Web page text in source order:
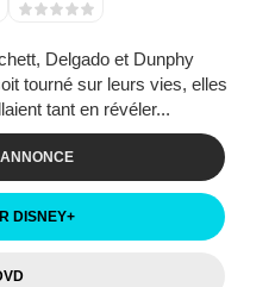
Delgado et Dunphy
tourné sur leurs vies, elles
tant en révéler...
DISNEY+